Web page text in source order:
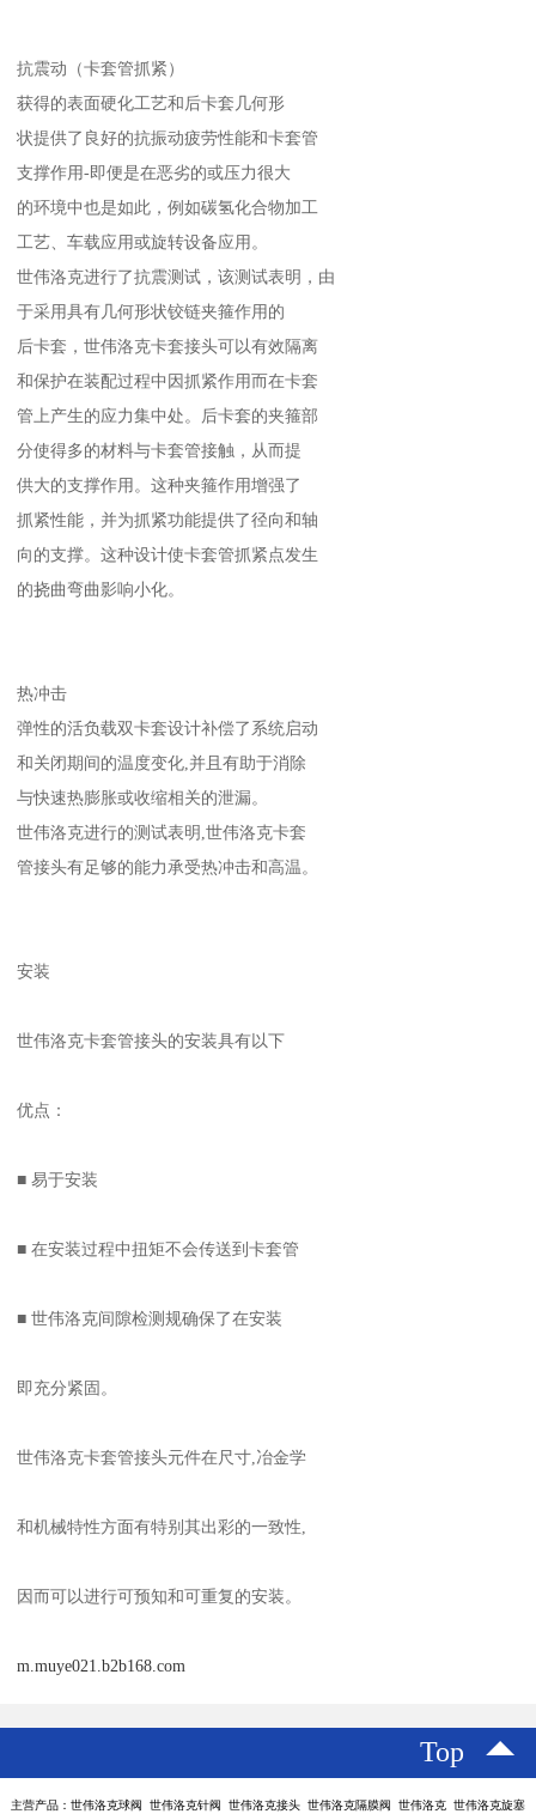
抗震动（卡套管抓紧）
获得的表面硬化工艺和后卡套几何形
状提供了良好的抗振动疲劳性能和卡套管
支撑作用-即便是在恶劣的或压力很大
的环境中也是如此，例如碳氢化合物加工
工艺、车载应用或旋转设备应用。
世伟洛克进行了抗震测试，该测试表明，由
于采用具有几何形状铰链夹箍作用的
后卡套，世伟洛克卡套接头可以有效隔离
和保护在装配过程中因抓紧作用而在卡套
管上产生的应力集中处。后卡套的夹箍部
分使得多的材料与卡套管接触，从而提
供大的支撑作用。这种夹箍作用增强了
抓紧性能，并为抓紧功能提供了径向和轴
向的支撑。这种设计使卡套管抓紧点发生
的挠曲弯曲影响小化。
热冲击
弹性的活负载双卡套设计补偿了系统启动
和关闭期间的温度变化,并且有助于消除
与快速热膨胀或收缩相关的泄漏。
世伟洛克进行的测试表明,世伟洛克卡套
管接头有足够的能力承受热冲击和高温。
安装
世伟洛克卡套管接头的安装具有以下
优点：
■ 易于安装
■ 在安装过程中扭矩不会传送到卡套管
■ 世伟洛克间隙检测规确保了在安装
即充分紧固。
世伟洛克卡套管接头元件在尺寸,冶金学
和机械特性方面有特别其出彩的一致性,
因而可以进行可预知和可重复的安装。
m.muye021.b2b168.com
Top
主营产品：世伟洛克球阀 世伟洛克针阀 世伟洛克接头 世伟洛克隔膜阀 世伟洛克 世伟洛克旋塞